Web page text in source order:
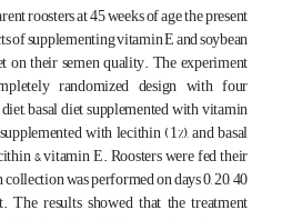
roosters at 45 weeks of age, the present
of supplementing vitamin E and soybean
on their semen quality. The experiment
randomized design with four
basal diet supplemented with vitamin
with lecithin (1%), and basal
& vitamin E. Roosters were fed their
was performed on days 0, 20, 40
The results showed that the treatment